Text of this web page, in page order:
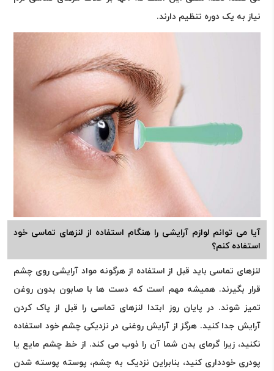
نیاز به یک دوره تنظیم دارند.
آیا می توانم لوازم آرایشی را هنگام استفاده از لنزهای تماسی خود
استفاده کنم؟
لنزهای تماسی باید قبل از استفاده از هرگونه مواد آرایشی روی چشم
قرار بگیرند. همیشه مهم است که دست ها با صابون بدون روغن
تمیز شوند. در پایان روز ابتدا لنزهای تماسی را قبل از پاک کردن
آرایش جدا کنید. هرگز از آرایش روغنی در نزدیکی چشم خود استفاده
نکنید، زیرا گرمای بدن شما آن را ذوب می کند. از خط چشم مایع یا
پودری خودداری کنید، بنابراین نزدیک به چشم، پوسته پوسته شدن